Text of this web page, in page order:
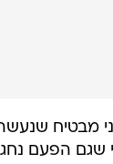
מבטיח
שגם הפעם